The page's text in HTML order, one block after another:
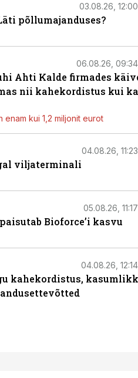
03.08.26, 12:00
põllumajanduses?
06.08.26, 09:34
Ahti Kalde firmades
nii kahekordistus kui ka
enam kui 1,2 miljonit eurot
04.08.26, 11:23
viljaterminali
05.08.26, 11:17
Bioforce’i kasvu
04.08.26, 12:14
kahekordistus,